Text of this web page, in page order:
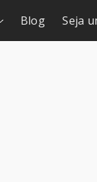
Blog Seja